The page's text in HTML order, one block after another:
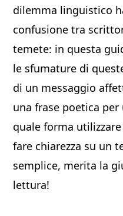
dilemma linguistico
confusione tra
temete: in questa
le sfumature di
di un messaggio
una frase poetica
quale forma
fare chiarezza su un
semplice, merita la
lettura!